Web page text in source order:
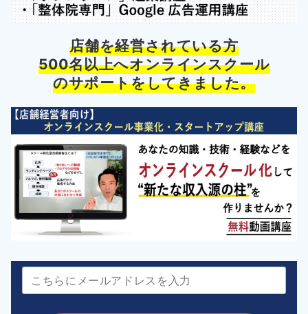
店舗を経営されている方
500名以上へオンラインスクール
のサポートをしてきました。